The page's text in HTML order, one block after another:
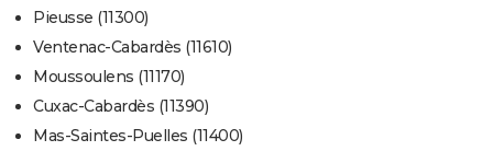
Pieusse (11300)
Ventenac-Cabardès (11610)
Moussoulens (11170)
Cuxac-Cabardès (11390)
Mas-Saintes-Puelles (11400)